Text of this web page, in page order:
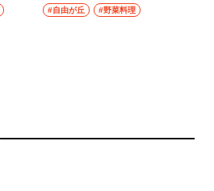
#自由が丘 #野菜料理